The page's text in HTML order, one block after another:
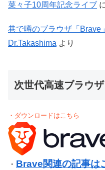
菜々子10周年記念ライブ
巷で噂のブラウザ「Brave
Dr.Takashima より
次世代高速ブラウザ
・ダウンロードはこちら
・ Brave関連の記事は